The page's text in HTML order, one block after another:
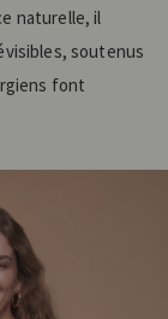
naturelle, il
soutenus
font